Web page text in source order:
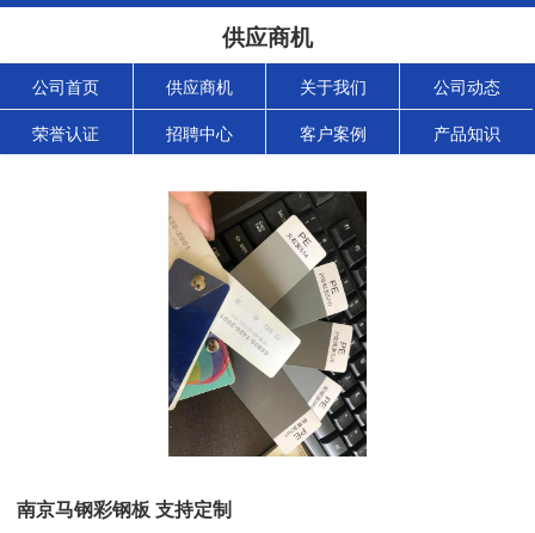
供应商机
公司首页 供应商机 关于我们 公司动态
荣誉认证 招聘中心 客户案例 产品知识
南京马钢彩钢板 支持定制